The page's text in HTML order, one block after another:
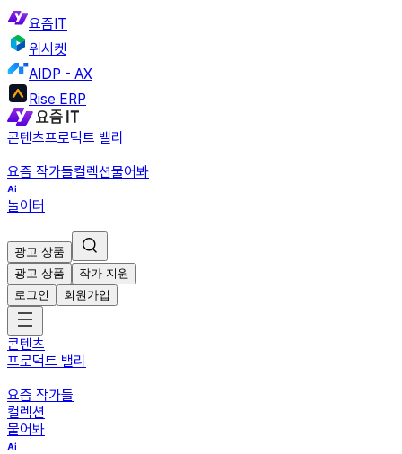
요즘IT
위시켓
AIDP - AX
Rise ERP
콘텐츠프로덕트 밸리
요즘 작가들컬렉션물어봐
놀이터
광고 상품
광고 상품
작가 지원
로그인
회원가입
콘텐츠
프로덕트 밸리
요즘 작가들
컬렉션
물어봐